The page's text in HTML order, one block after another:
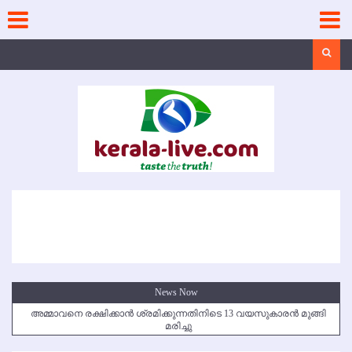
content
News Now
അമ്മാവനെ രക്ഷിക്കാന്‍ ശ്രമിക്കുന്നതിനിടെ 13 വയസുകാരന്‍ മുങ്ങി
മരിച്ചു